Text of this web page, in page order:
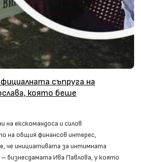
съпруга на
която беше
на екскомандоса и силов
на общия финансов интерес,
че инициативата за интимната
бизнесдамата Ива Павлова, у която